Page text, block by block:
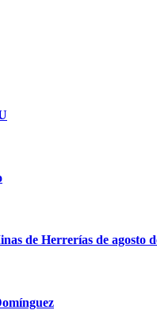
de Herrerías de agosto